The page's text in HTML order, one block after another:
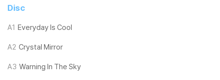
※ 재킷/구성품/포장 상태
할 수 있으며 속지(이너 슬리브)는 디스크와의 접촉으로 인해 갈라질 수
외관상 불량 확인되는 상품을 개봉 시엔 반품/교환 처리 불가합니다.
2) 디스크 라벨은 공정상 매끄럽게 부착되지 않을 수도 있으며 겉포장 비
닐은 품질보증대상이 아닙니다.
Disc
A1 Everyday Is Cool
A2 Crystal Mirror
A3 Warning In The Sky